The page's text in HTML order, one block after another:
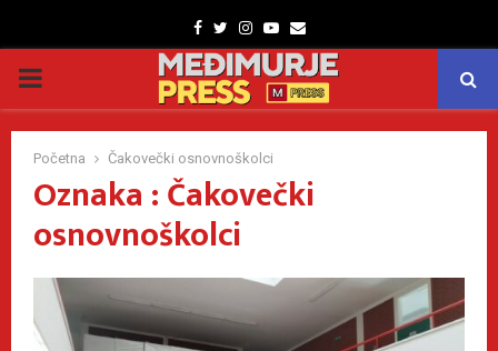
Facebook
TwitterInstagram
Youtube
Email
PRIMARY
MENU
Početna Čakovečki osnovnoškolci
Oznaka : Čakovečki
osnovnoškolci